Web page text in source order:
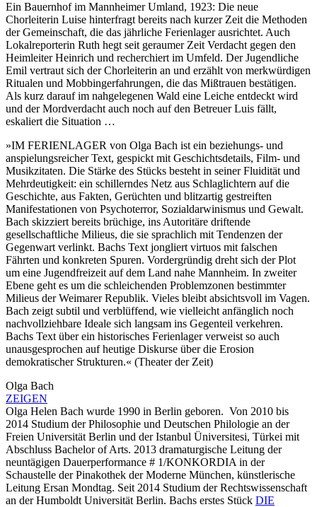
Ein Bauernhof im Mannheimer Umland, 1923: Die neue
Chorleiterin Luise hinterfragt bereits nach kurzer Zeit die Methoden
der Gemeinschaft, die das jährliche Ferienlager ausrichtet. Auch
Lokalreporterin Ruth hegt seit geraumer Zeit Verdacht gegen den
Heimleiter Heinrich und recherchiert im Umfeld. Der Jugendliche
Emil vertraut sich der Chorleiterin an und erzählt von merkwürdigen
Ritualen und Mobbingerfahrungen, die das Mißtrauen bestätigen.
Als kurz darauf im nahgelegenen Wald eine Leiche entdeckt wird
und der Mordverdacht auch noch auf den Betreuer Luis fällt,
eskaliert die Situation …
»IM FERIENLAGER von Olga Bach ist ein beziehungs- und
anspielungsreicher Text, gespickt mit Geschichtsdetails, Film- und
Musikzitaten. Die Stärke des Stücks besteht in seiner Fluidität und
Mehrdeutigkeit: ein schillerndes Netz aus Schlaglichtern auf die
Geschichte, aus Fakten, Gerüchten und blitzartig gestreiften
Manifestationen von Psychoterror, Sozialdarwinismus und Gewalt.
Bach skizziert bereits brüchige, ins Autoritäre driftende
gesellschaftliche Milieus, die sie sprachlich mit Tendenzen der
Gegenwart verlinkt. Bachs Text jongliert virtuos mit falschen
Fährten und konkreten Spuren. Vordergründig dreht sich der Plot
um eine Jugendfreizeit auf dem Land nahe Mannheim. In zweiter
Ebene geht es um die schleichenden Problemzonen bestimmter
Milieus der Weimarer Republik. Vieles bleibt absichtsvoll im Vagen.
Bach zeigt subtil und verblüffend, wie vielleicht anfänglich noch
nachvollziehbare Ideale sich langsam ins Gegenteil verkehren.
Bachs Text über ein historisches Ferienlager verweist so auch
unausgesprochen auf heutige Diskurse über die Erosion
demokratischer Strukturen.« (Theater der Zeit)
Olga Bach
ZEIGEN
Olga Helen Bach wurde 1990 in Berlin geboren. Von 2010 bis
2014 Studium der Philosophie und Deutschen Philologie an der
Freien Universität Berlin und der Istanbul Üniversitesi, Türkei mit
Abschluss Bachelor of Arts. 2013 dramaturgische Leitung der
neuntägigen Dauerperformance # 1/KONKORDIA in der
Schaustelle der Pinakothek der Moderne München, künstlerische
Leitung Ersan Mondtag. Seit 2014 Studium der Rechtswissenschaft
an der Humboldt Universität Berlin. Bachs erstes Stück DIE